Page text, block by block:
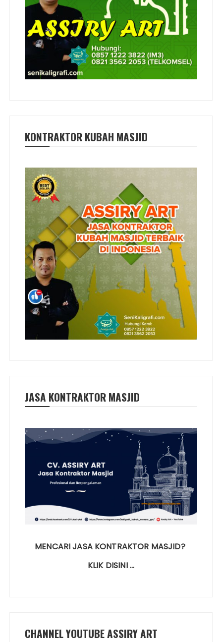
KONTRAKTOR KUBAH MASJID
JASA KONTRAKTOR MASJID
MENCARI JASA KONTRAKTOR MASJID?
KLIK DISINI …
CHANNEL YOUTUBE ASSIRY ART